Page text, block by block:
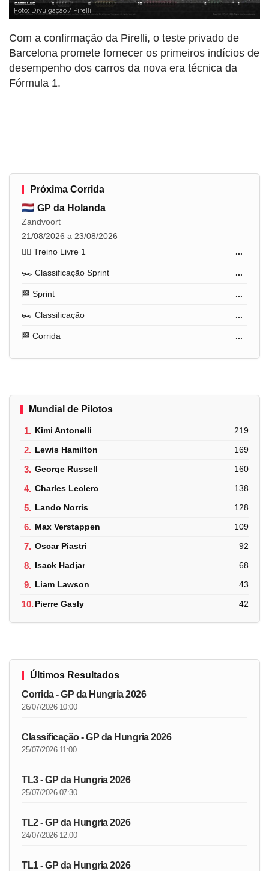
Foto: Divulgação / Pirelli
Com a confirmação da Pirelli, o teste privado de
Barcelona promete fornecer os primeiros indícios de
desempenho dos carros da nova era técnica da
Fórmula 1.
Próxima Corrida
GP da Holanda
Zandvoort
21/08/2026 a 23/08/2026
🏋️‍♂️ Treino Livre 1
...
🏎️ Classificação Sprint ...
🏁 Sprint ...
🏎️ Classificação ...
🏁 Corrida ...
Mundial de Pilotos
1. Kimi Antonelli 219
2. Lewis Hamilton 169
3. George Russell 160
4. Charles Leclerc 138
5. Lando Norris 128
6. Max Verstappen 109
7. Oscar Piastri 92
8. Isack Hadjar 68
9. Liam Lawson 43
10.Pierre Gasly 42
Últimos Resultados
Corrida - GP da Hungria 2026
26/07/2026 10:00
Classificação - GP da Hungria 2026
25/07/2026 11:00
TL3 - GP da Hungria 2026
25/07/2026 07:30
TL2 - GP da Hungria 2026
24/07/2026 12:00
TL1 - GP da Hungria 2026